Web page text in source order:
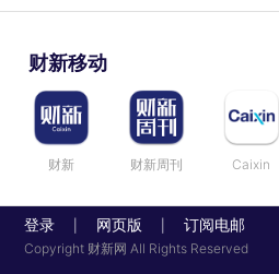
财新移动
财新 财新周刊 Caixin
登录 网页版 订阅电邮
Copyright 财新网 All Rights Reserved